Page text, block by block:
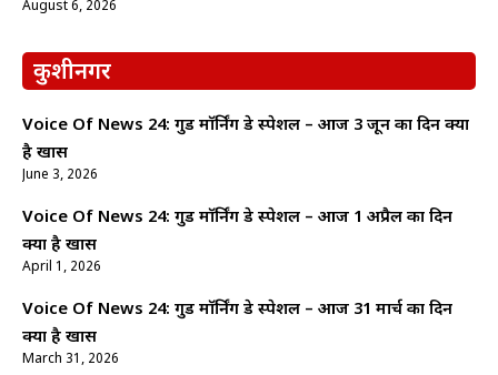
August 6, 2026
कुशीनगर
Voice Of News 24: गुड माॅर्निंग डे स्पेशल – आज 3 जून का दिन क्यों
है खास
June 3, 2026
Voice Of News 24: गुड माॅर्निंग डे स्पेशल – आज 1 अप्रैल का दिन
क्यों है खास
April 1, 2026
Voice Of News 24: गुड माॅर्निंग डे स्पेशल – आज 31 मार्च का दिन
क्यों है खास
March 31, 2026